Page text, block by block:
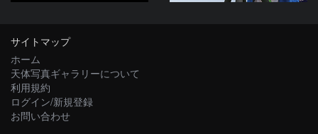
サイトマップ
ホーム
天体写真ギャラリーについて
利用規約
ログイン/新規登録
お問い合わせ